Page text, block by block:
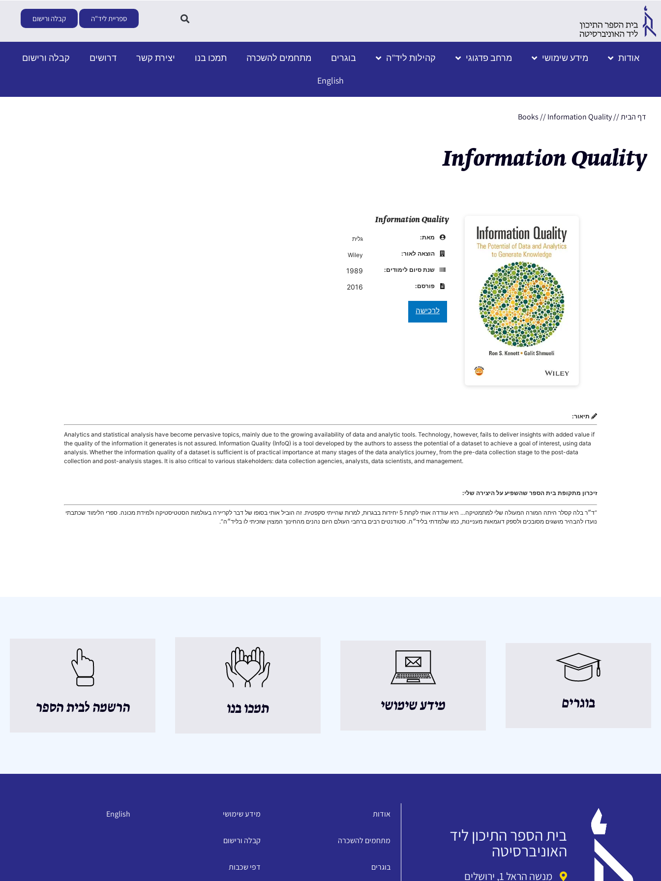
ספריית ליד"ה קבלה ורישום
אודות מידע שימושי מרחב פדגוגי קהילות ליד”ה בוגרים מתחמים להשכרה תמכו בנו יצירת קשר דרושים
קבלה ורישום
English
דף הבית//
Books //Information Quality
Information Quality
Information Quality
מאת:
גלית
הוצאה לאור:
Wiley
שנת סיום לימודים:
1989
פורסם: 2016
תיאור:
Analytics and statistical analysis have become pervasive topics, mainly due to the growing availability of data and analytic tools. Technology, however, fails to deliver insights with added value if
the quality of the information it generates is not assured. Information Quality (InfoQ) is a tool developed by the authors to assess the potential of a dataset to achieve a goal of interest, using data
analysis. Whether the information quality of a dataset is sufficient is of practical importance at many stages of the data analytics journey, from the pre-data collection stage to the post-data
collection and post-analysis stages. It is also critical to various stakeholders: data collection agencies, analysts, data scientists, and management.
זיכרון מתקופת בית הספר שהשפיע על היצירה שלי:
“ד״ר בלה קסלר היתה המורה המעולה שלי למתמטיקה… היא עודדה אותי לקחת 5 יחידות בבגרות, למרות שהייתי סקפטית. זה הוביל אותי בסופו של דבר לקריירה בעולמות הסטטיסטיקה ולמידת מכונה. ספרי הלימוד שכתבתי
נועדו להבהיר מושגים מסובכים ולספק דוגמאות מעניינות, כמו שלמדתי בליד״ה. סטודנטים רבים ברחבי העולם היום נהנים מהחינוך המצוין שזכיתי לו בליד״ה”.
בוגרים מידע שימושי תמכו בנו הרשמה לבית הספר
בית הספר התיכון ליד
האוניברסיטה
מנשה הראל 1, ירושלים
אודות
מתחמים להשכרה
בוגרים
מידע שימושי
קבלה ורישום
דפי שכבות
English